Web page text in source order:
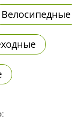
Велосипедные